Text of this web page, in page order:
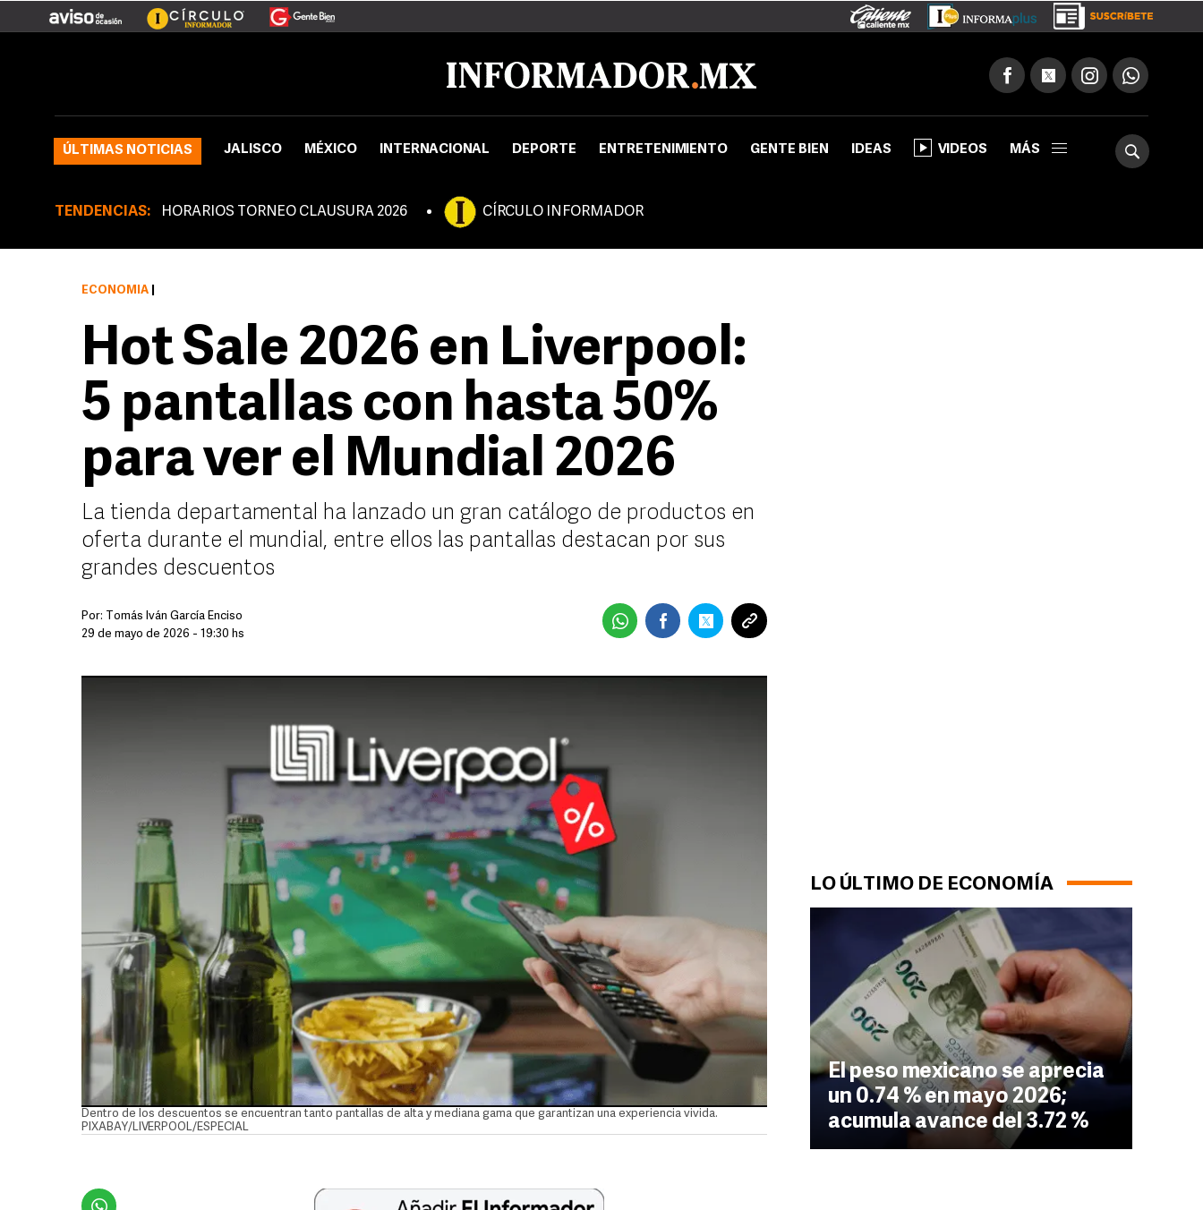
ÚLTIMAS NOTICIAS JALISCO MÉXICO INTERNACIONAL DEPORTE ENTRETENIMIENTO GENTE BIEN IDEAS VIDEOS MÁS
TENDENCIAS: HORARIOS TORNEO CLAUSURA 2026 CÍRCULO INFORMADOR
LO ÚLTIMO DE ECONOMÍA
El peso mexicano se aprecia
un 0.74 % en mayo 2026;
acumula avance del 3.72 %
ECONOMÍA
Hot Sale 2026 en Liverpool:
5 pantallas con hasta 50%
para ver el Mundial 2026
La tienda departamental ha lanzado un gran catálogo de productos en
oferta durante el mundial, entre ellos las pantallas destacan por sus
grandes descuentos
Por:
Tomás Iván García Enciso
29 de mayo de 2026 - 19:30 hs
Dentro de los descuentos se encuentran tanto pantallas de alta y mediana gama que garantizan una experiencia vivida.
PIXABAY/LIVERPOOL/ESPECIAL